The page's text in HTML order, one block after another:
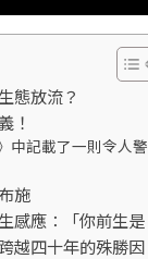
態放流？
！
中記載了一則令人警
施
感應：「你前生是
越四十年的殊勝因